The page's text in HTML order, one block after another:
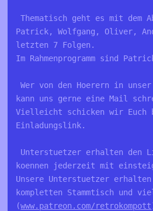
Thematisch geht es mit dem
Patrick, Wolfgang, Oliver,
letzten 7 Folgen.
Im Rahmenprogramm sind
Wer von den Hoerern in
kann uns gerne eine Mail
Vielleicht schicken wir Euch
Einladungslink.
Unterstuetzer erhalten den
koennen jederzeit mit
Unsere Unterstuetzer
kompletten Stammtisch und
(www.patreon.com/retrokompott